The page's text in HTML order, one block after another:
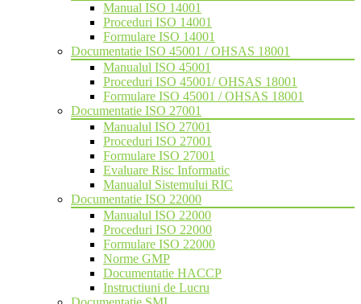
Manual ISO 14001
Proceduri ISO 14001
Formulare ISO 14001
Documentatie ISO 45001 / OHSAS 18001
Manualul ISO 45001
Proceduri ISO 45001/ OHSAS 18001
Formulare ISO 45001 / OHSAS 18001
Documentatie ISO 27001
Manualul ISO 27001
Proceduri ISO 27001
Formulare ISO 27001
Evaluare Risc Informatic
Manualul Sistemului RIC
Documentatie ISO 22000
Manualul ISO 22000
Proceduri ISO 22000
Formulare ISO 22000
Norme GMP
Documentatie HACCP
Instructiuni de Lucru